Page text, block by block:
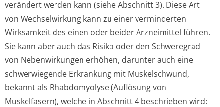
verändert werden kann (siehe Abschnitt 3). Diese Art
von Wechselwirkung kann zu einer verminderten
Wirksamkeit des einen oder beider Arzneimittel führen.
Sie kann aber auch das Risiko oder den Schweregrad
von Nebenwirkungen erhöhen, darunter auch eine
schwerwiegende Erkrankung mit Muskelschwund,
bekannt als Rhabdomyolyse (Auflösung von
Muskelfasern), welche in Abschnitt 4 beschrieben wird: